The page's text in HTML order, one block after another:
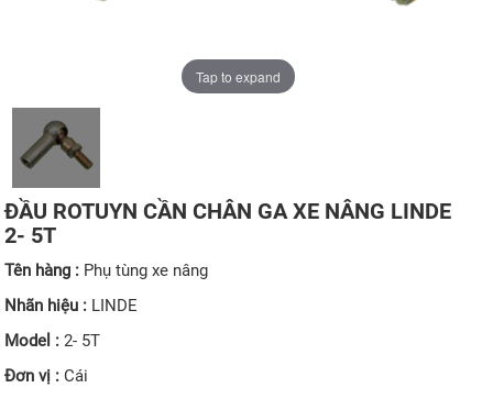
Tap to expand
ĐẦU ROTUYN CẦN CHÂN GA XE NÂNG LINDE
2- 5T
Tên hàng : Phụ tùng xe nâng
Nhãn hiệu : LINDE
Model :2- 5T
Đơn vị :Cái